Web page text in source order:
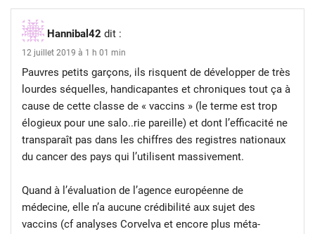
Hannibal42 dit :
12 juillet 2019 à 1 h 01 min
Pauvres petits garçons, ils risquent de développer de très
lourdes séquelles, handicapantes et chroniques tout ça à
cause de cette classe de « vaccins » (le terme est trop
élogieux pour une salo..rie pareille) et dont l’efficacité ne
transparaît pas dans les chiffres des registres nationaux
du cancer des pays qui l’utilisent massivement.
Quand à l’évaluation de l’agence européenne de
médecine, elle n’a aucune crédibilité aux sujet des
vaccins (cf analyses Corvelva et encore plus méta-